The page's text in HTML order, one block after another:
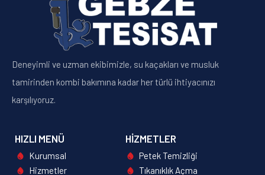
Deneyimli ve uzman ekibimizle, su kaçakları ve musluk
tamirinden kombi bakımına kadar her türlü ihtiyacınızı
karşılıyoruz.
HIZLI MENÜ
Kurumsal
Hizmetler
HIZMETLER
Petek Temizliği
Tıkanıklık Açma